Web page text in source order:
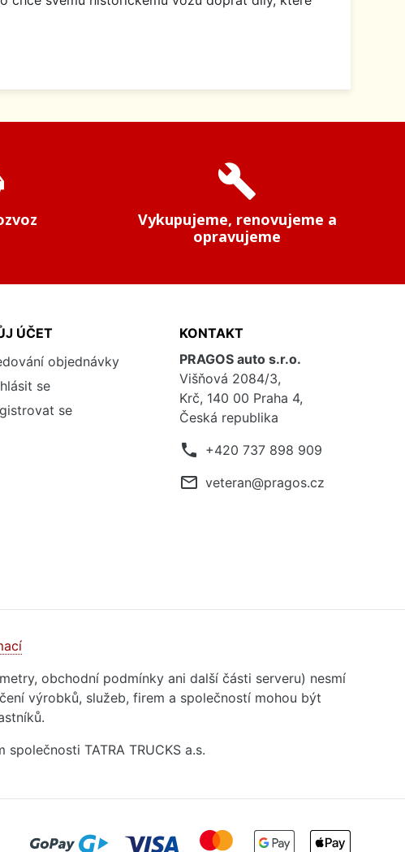
build
Vykupujeme, renovujeme a
opravujeme
ÚČET
objednávky
se
se
KONTAKT
PRAGOS auto s.r.o.
Višňová 2084/3,
Krč, 140 00 Praha 4,
Česká republika
phone +420 737 898 909
mail_outline veteran@pragos.cz
obchodní podmínky ani další části serveru) nesmí
výrobků, služeb, firem a společností mohou být
TATRA TRUCKS a.s.